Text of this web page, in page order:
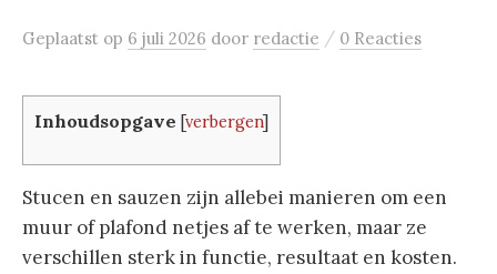
Geplaatst op 6 juli 2026 door redactie / 0 Reacties
Inhoudsopgave [verbergen]
Stucen en sauzen zijn allebei manieren om een
muur of plafond netjes af te werken, maar ze
verschillen sterk in functie, resultaat en kosten.